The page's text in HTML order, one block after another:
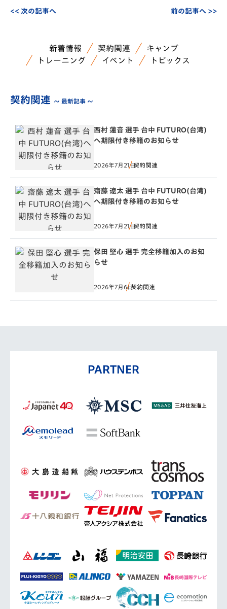
<< 次の記事へ 前の記事へ >>
新着情報 契約関連
キャンプ
トレーニング
イベント トピックス
契約関連 ～ 最新記事 ～
西村 蓮音 選手 台中 FUTURO(台湾)
へ期限付き移籍のお知らせ
2026年7月21日契約関連
齋藤 遼太 選手 台中 FUTURO(台湾)
へ期限付き移籍のお知らせ
2026年7月21日契約関連
保田 堅心 選手 完全移籍加入のお知
らせ
2026年7月6日契約関連
PARTNER